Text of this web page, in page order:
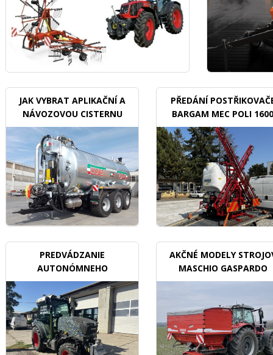
JAK VYBRAT APLIKAČNÍ A
NÁVOZOVOU CISTERNU
PŘEDÁNÍ
BARGAM MEC POLI 1600
BDX
PREDVÁDZANIE
AUTONÓMNEHO
TRAKTORU V SADOCH
AKČNÉ MODELY
MASCHIO GASPARDO